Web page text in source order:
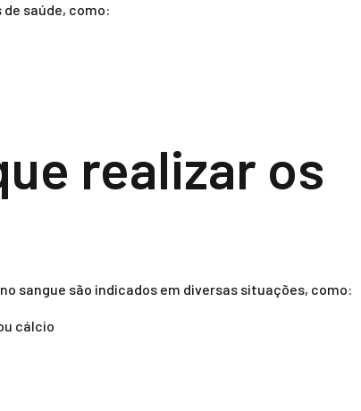
saúde, como:
realizar os
sangue são indicados em diversas situações, como:
cálcio